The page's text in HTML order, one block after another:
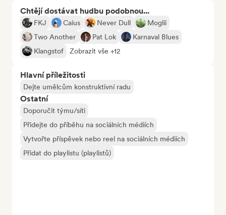
Chtějí dostávat hudbu podobnou...
FKJ Caius Never Dull
Moglii
Two Another
Pat Lok
Karnaval Blues
Klangstof
Zobrazit vše +12
Hlavní příležitosti
Dejte umělcům konstruktivní radu
Ostatní
Doporučit týmu/síti
Přidejte do příběhu na sociálních médiích
Vytvořte příspěvek nebo reel na sociálních médiích
Přidat do playlistu (playlistů)